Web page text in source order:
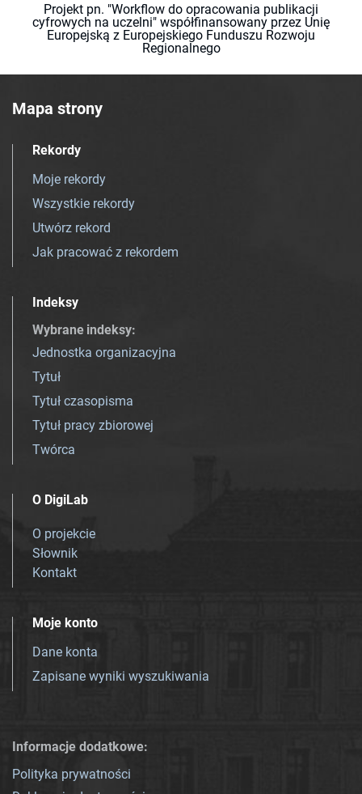
Projekt pn. "Workflow do opracowania publikacji
cyfrowych na uczelni" współfinansowany przez Unię
Europejską z Europejskiego Funduszu Rozwoju
Regionalnego
Mapa strony
Rekordy
Moje rekordy
Wszystkie rekordy
Utwórz rekord
Jak pracować z rekordem
Indeksy
Wybrane indeksy:
Jednostka organizacyjna
Tytuł
Tytuł czasopisma
Tytuł pracy zbiorowej
Twórca
O DigiLab
O projekcie
Słownik
Kontakt
Moje konto
Dane konta
Zapisane wyniki wyszukiwania
Informacje dodatkowe:
Polityka prywatności